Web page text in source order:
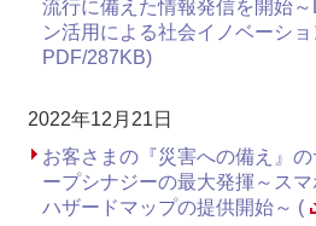
流行に備えた情報発信を開始
ン活用による社会イノベーシ
PDF/287KB)
2022年12月21日
お客さまの『災害への備え』
ープシナジーの最大発揮～ス
ハザードマップの提供開始～ (